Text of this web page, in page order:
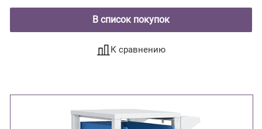
В список покупок
К сравнению